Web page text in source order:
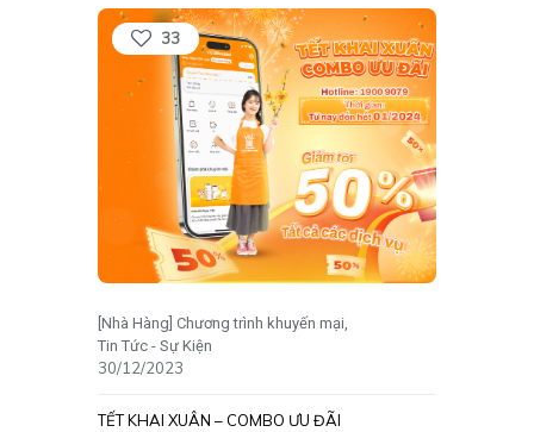
Tổng[…]
33
[Nhà Hàng] Chương trình khuyến mại
Tin Tức - Sự Kiện
30/12/2023
TẾT KHAI XUÂN – COMBO ƯU ĐÃI